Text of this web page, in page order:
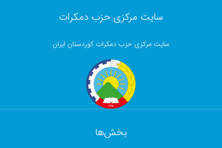
سایت مرکزی حزب دمکرات
سایت مرکزی حزب دمکرات کوردستان ایران
بخش‌ها